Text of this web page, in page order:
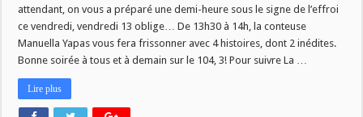
attendant, on vous a préparé une demi-heure sous le signe de l’effroi
ce vendredi, vendredi 13 oblige… De 13h30 à 14h, la conteuse
Manuella Yapas vous fera frissonner avec 4 histoires, dont 2 inédites.
Bonne soirée à tous et à demain sur le 104, 3! Pour suivre La …
Lire plus